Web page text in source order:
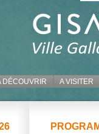
DÉCOUVRIR A VISITER